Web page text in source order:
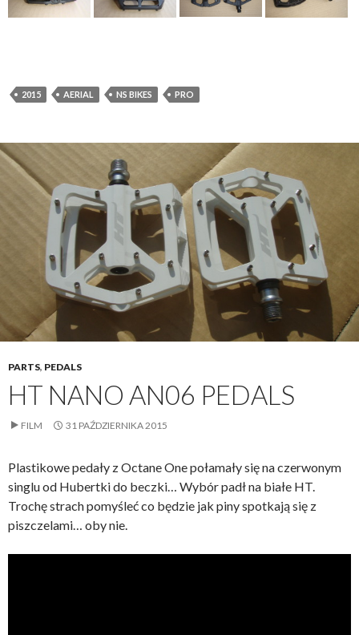
2015 AERIAL NS BIKES PRO
PARTS, PEDALS
HT NANO AN06 PEDALS
FILM 31 PAŹDZIERNIKA 2015
Plastikowe pedały z Octane One połamały się na czerwonym
singlu od Hubertki do beczki… Wybór padł na białe HT.
Trochę strach pomyśleć co będzie jak piny spotkają się z
piszczelami… oby nie.